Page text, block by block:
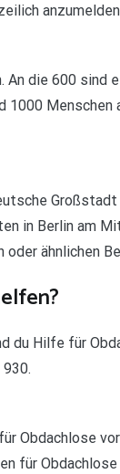
die 600 sind
Menschen
in Berlin am
ähnlichen
du Hilfe für
Obdachlose
für Obdachlose